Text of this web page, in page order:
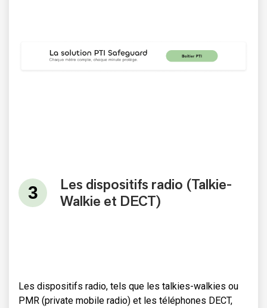
Les dispositifs radio (Talkie-
Walkie et DECT)
Les dispositifs radio, tels que les talkies-walkies ou
PMR (private mobile radio) et les téléphones DECT,